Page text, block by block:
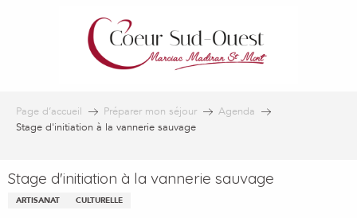
Page d’accueil Préparer mon séjour
Agenda
Stage d'initiation à la vannerie sauvage
Stage d'initiation à la vannerie sauvage
ARTISANAT CULTURELLE